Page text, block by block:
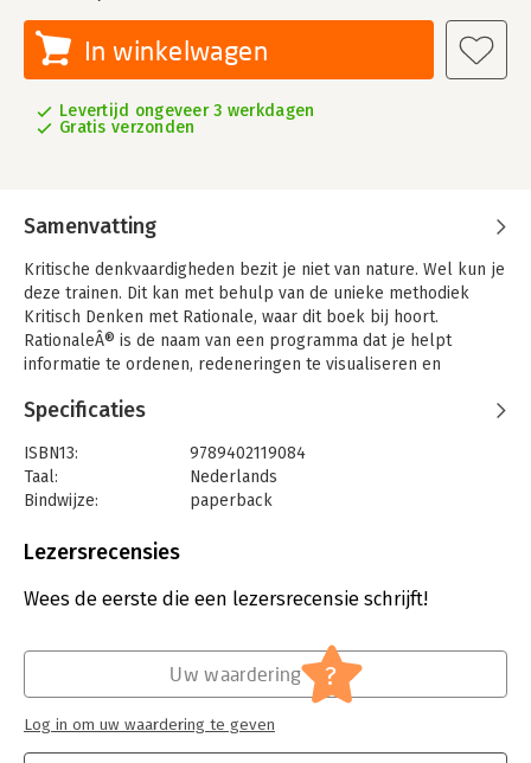
In winkelwagen
Levertijd ongeveer 3 werkdagen
Gratis verzonden
Samenvatting
Kritische denkvaardigheden bezit je niet van nature. Wel kun je
deze trainen. Dit kan met behulp van de unieke methodiek
Kritisch Denken met Rationale, waar dit boek bij hoort.
RationaleÂ® is de naam van een programma dat je helpt
informatie te ordenen, redeneringen te visualiseren en
Ook leer je hoe je redeneringen van anderen kunt herkennen,
basisbegrippen van kritisch denken en geeft inzicht in de
achterliggende theorie van de methodiek. Het programma
Rationale en dit boek zijn dus onlosmakelijk met elkaar
De methodiek is geschikt voor studenten in het hoger
ontwikkelen. De methodiek is ook geschikt voor de
redeneren en betogen.
Rationale is verkrijgbaar op www.rationaleonline.com.
Specificaties
ISBN13:
9789402119084
Taal:
Nederlands
Bindwijze:
paperback
Uitgever:
Verschijningsdatum:
5-9-2014
Lezersrecensies
Wees de eerste die een lezersrecensie schrijft!
Uw waardering ?
Log in om uw waardering te geven